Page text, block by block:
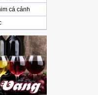
cá cảnh